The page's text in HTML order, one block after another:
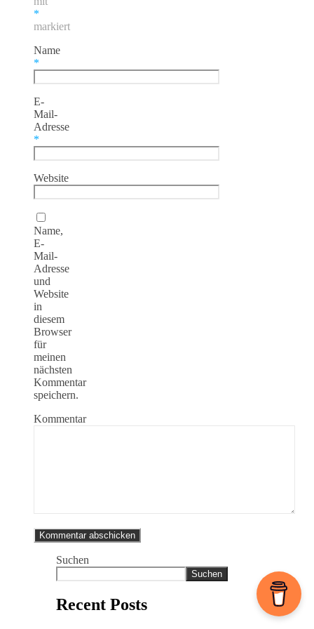
*
markiert
Name
*
E-
Mail-
Adresse
*
Website
Name,
E-
Mail-
Adresse
und
Website
in
diesem
Browser
für
meinen
nächsten
Kommentar
speichern.
Kommentar
Suchen
Suchen
Recent Posts